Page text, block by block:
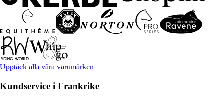
Upptäck alla våra varumärken
Kundservice i Frankrike